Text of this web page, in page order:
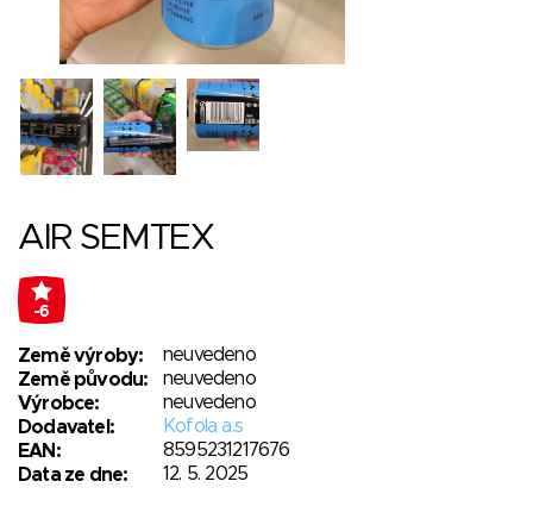
AIR SEMTEX
-6
Země výroby:
neuvedeno
Země původu:
neuvedeno
Výrobce:
neuvedeno
Dodavatel:
Kofola a.s
EAN:
8595231217676
Data ze dne:
12. 5. 2025